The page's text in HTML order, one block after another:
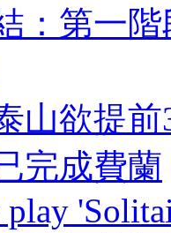
：第
泰山欲
已完成費蘭
play